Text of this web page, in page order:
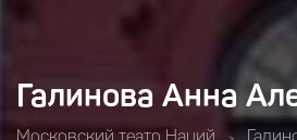
Галинова Анна
Московский театр Наций